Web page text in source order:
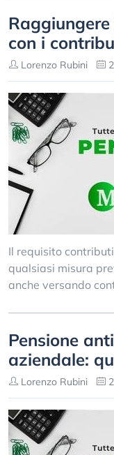
con i
Lorenzo Rubini
Il requisito
qualsiasi misura
anche versando
Pensione
aziendale:
Lorenzo Rubini